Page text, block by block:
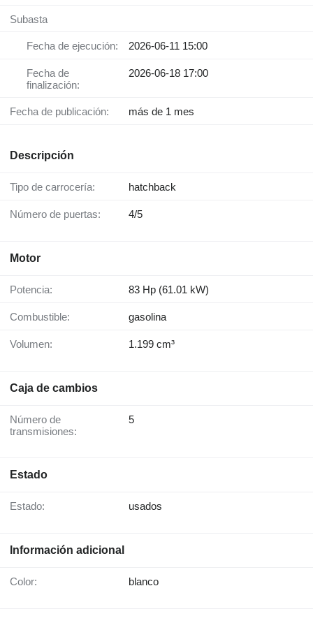
Subasta
Fecha de ejecución: 2026-06-11 15:00
Fecha de
finalización:
2026-06-18 17:00
Fecha de publicación: más de 1 mes
Descripción
Tipo de carrocería: hatchback
Número de puertas: 4/5
Motor
Potencia: 83 Hp (61.01 kW)
Combustible: gasolina
Volumen: 1.199 cm³
Caja de cambios
Número de
transmisiones:
5
Estado
Estado: usados
Información adicional
Color: blanco